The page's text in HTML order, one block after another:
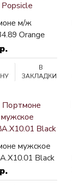
м/ж
Orange
В
ЗАКЛАДКИ
мужское
Black